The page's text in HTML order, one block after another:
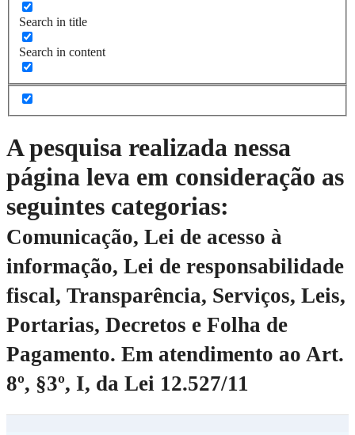
Search in title
Search in content
A pesquisa realizada nessa
página leva em consideração as
seguintes categorias:
Comunicação, Lei de acesso à
informação, Lei de responsabilidade
fiscal, Transparência, Serviços, Leis,
Portarias, Decretos e Folha de
Pagamento. Em atendimento ao Art.
8º, §3º, I, da Lei 12.527/11